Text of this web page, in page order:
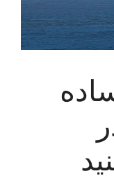
ساده